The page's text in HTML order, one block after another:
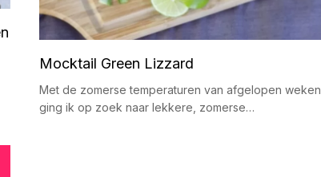
Mocktail Green Lizzard
Met de zomerse temperaturen van afgelopen weken
ging ik op zoek naar lekkere, zomerse…